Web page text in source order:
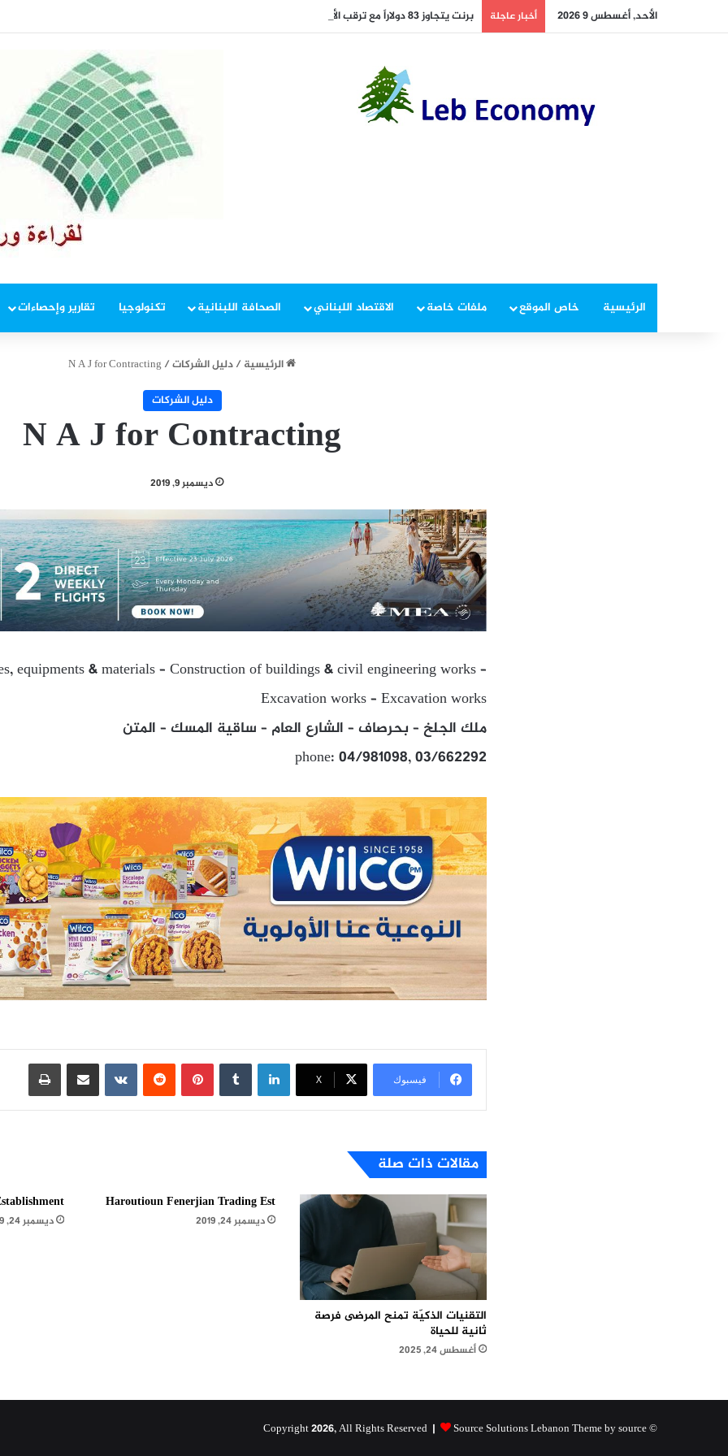
الأحد, أغسطس 9 2026 أخبار عاجلة برنت يتجاوز 83 دولاراً مع ترقب الأسواق لمقترحات تقييد الملاحة في هرمز
الرئيسية خاص الموقع ملفات خاصة الاقتصاد اللبناني الصحافة اللبنانية تكنولوجيا تقارير وإحصاءات
الرئيسية/دليل الشركات/
N A J for Contracting
دليل الشركات
N A J for Contracting
ديسمبر 9, 2019
equipments & materials – Construction of buildings & civil engineering works –
Excavation works – Excavation works
ملك الجلخ – بحرصاف – الشارع العام – ساقية المسك – المتن
phone: 04/981098, 03/662292
فيسبوك X
لينكدإن بينتيريست مشاركة عبر البريد طباعة
مقالات ذات صلة
التقنيات الذكيّة تمنح المرضى فرصة
ثانية للحياة
أغسطس 24, 2025
Haroutioun Fenerjian Trading Est
ديسمبر 24, 2019 ديسمبر 24, 2019
© Copyright 2026, All Rights Reserved |
Source Solutions Lebanon Theme by source